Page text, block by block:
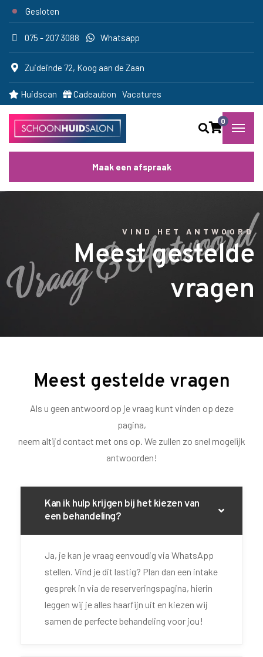
Gesloten
075 - 207 3088 Whatsapp
Zuideinde 72, Koog aan de Zaan
Huidscan Cadeaubon Vacatures
0
Maak een afspraak
VIND HET ANTWOORD
Meest gestelde
vragen
Meest gestelde vragen
Als u geen antwoord op je vraag kunt vinden op deze
pagina,
neem altijd contact met ons op. We zullen zo snel mogelijk
antwoorden!
Kan ik hulp krijgen bij het kiezen van
een behandeling?
Ja, je kan je vraag eenvoudig via WhatsApp
stellen. Vind je dit lastig? Plan dan een intake
gesprek in via de reserveringspagina, hierin
leggen wij je alles haarfijn uit en kiezen wij
samen de perfecte behandeling voor jou!